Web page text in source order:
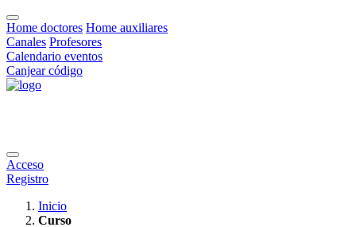
Home doctores Home auxiliares
Canales Profesores
Calendario eventos
Canjear código
Acceso
Registro
Inicio
Curso